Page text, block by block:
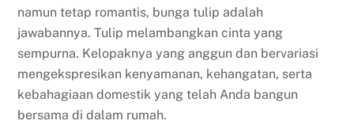
namun tetap romantis, bunga tulip adalah
jawabannya. Tulip melambangkan cinta yang
sempurna. Kelopaknya yang anggun dan bervariasi
mengekspresikan kenyamanan, kehangatan, serta
kebahagiaan domestik yang telah Anda bangun
bersama di dalam rumah.